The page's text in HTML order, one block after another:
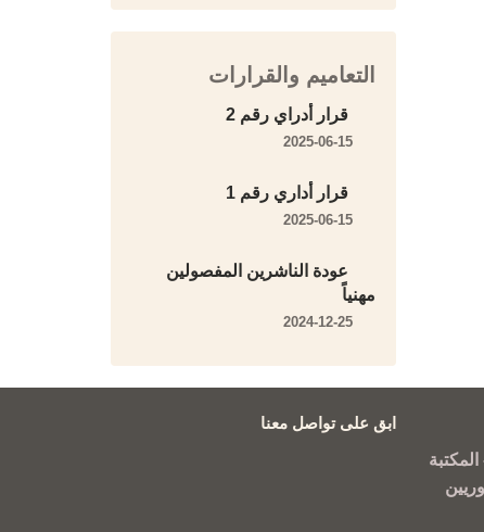
التعاميم والقرارات
قرار أدراي رقم 2
قرار أداري رقم 1
عودة الناشرين المفصولين
مهنياً
ابق على تواصل معنا